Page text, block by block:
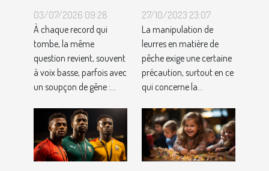
innovations
matérielles sur
les records
sportifs
03/07/2026 09:28
À chaque record qui
tombe, la même
question revient, souvent
à voix basse, parfois avec
un soupçon de gêne :...
de la
manipulation de
leurres
27/10/2023 23:07
La manipulation de
leurres en matière de
pêche exige une certaine
précaution, surtout en ce
qui concerne la...